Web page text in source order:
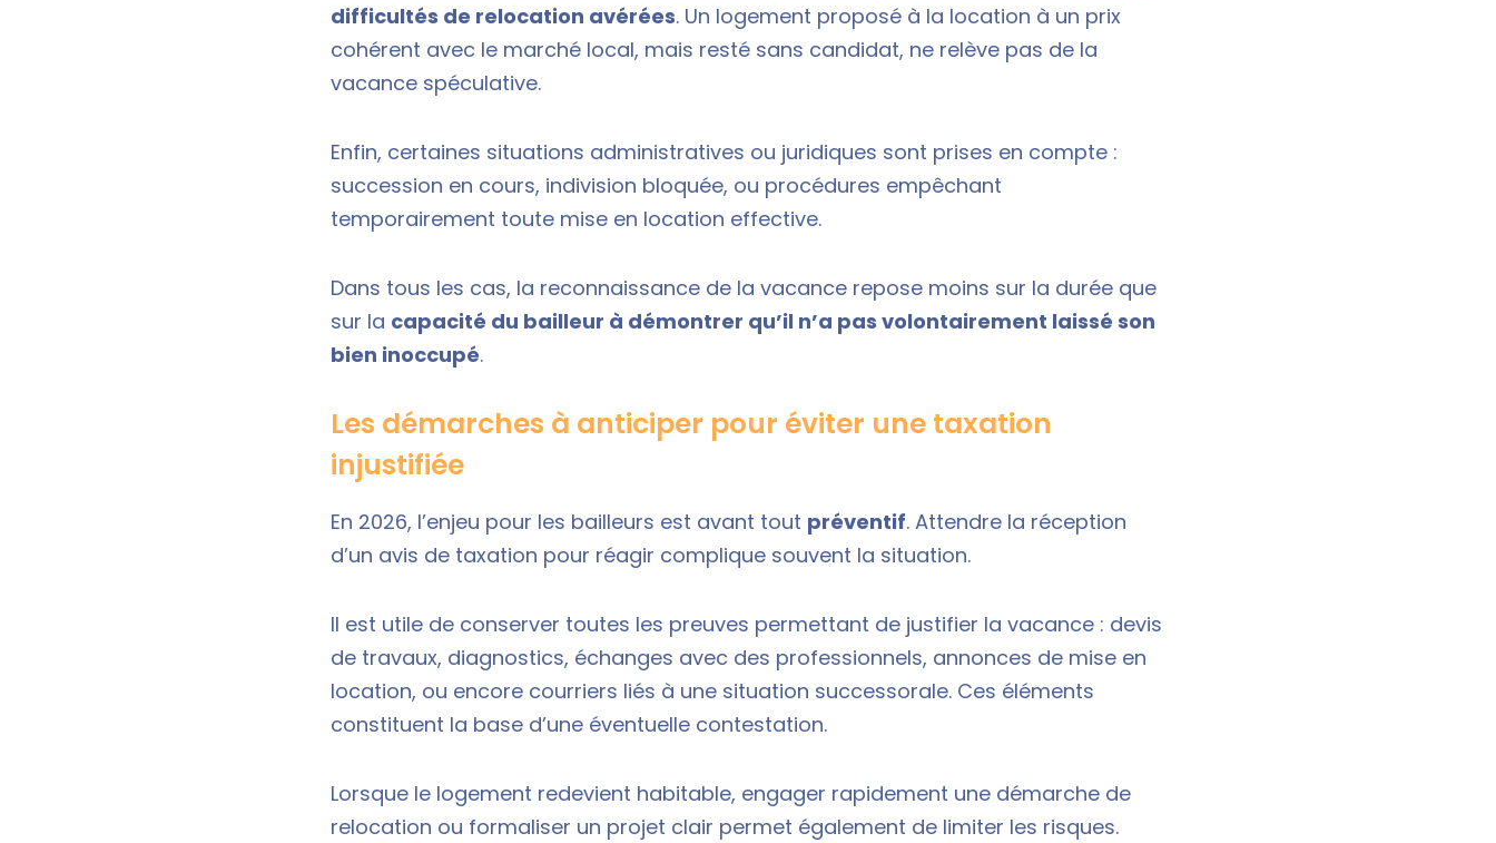
difficultés de relocation avérées. Un logement proposé à la location à un prix
cohérent avec le marché local, mais resté sans candidat, ne relève pas de la
vacance spéculative.
Enfin, certaines situations administratives ou juridiques sont prises en compte :
succession en cours, indivision bloquée, ou procédures empêchant
temporairement toute mise en location effective.
Dans tous les cas, la reconnaissance de la vacance repose moins sur la durée que
sur la capacité du bailleur à démontrer qu’il n’a pas volontairement laissé son
bien inoccupé.
Les démarches à anticiper pour éviter une taxation
injustifiée
En 2026, l’enjeu pour les bailleurs est avant tout préventif. Attendre la réception
d’un avis de taxation pour réagir complique souvent la situation.
Il est utile de conserver toutes les preuves permettant de justifier la vacance : devis
de travaux, diagnostics, échanges avec des professionnels, annonces de mise en
location, ou encore courriers liés à une situation successorale. Ces éléments
constituent la base d’une éventuelle contestation.
Lorsque le logement redevient habitable, engager rapidement une démarche de
relocation ou formaliser un projet clair permet également de limiter les risques.